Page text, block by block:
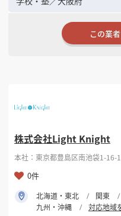
この業
株式会社Light Knight
本社：東京都豊島区南池袋1-
0件
北海道・東北 関東
九州・沖縄
対応地域